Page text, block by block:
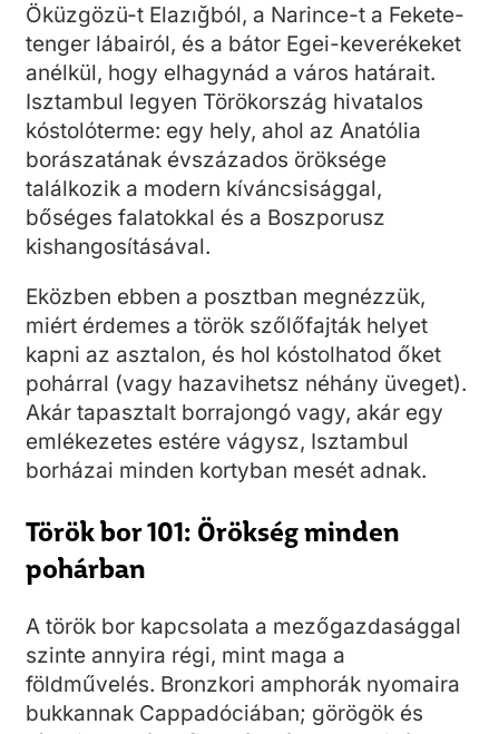
Öküzgözü-t Elazığból, a Narince-t a Fekete-
tenger lábairól, és a bátor Egei-keverékeket
anélkül, hogy elhagynád a város határait.
Isztambul legyen Törökország hivatalos
kóstolóterme: egy hely, ahol az Anatólia
borászatának évszázados öröksége
találkozik a modern kíváncsisággal,
bőséges falatokkal és a Boszporusz
kishangosításával.
Eközben ebben a posztban megnézzük,
miért érdemes a török szőlőfajták helyet
kapni az asztalon, és hol kóstolhatod őket
pohárral (vagy hazavihetsz néhány üveget).
Akár tapasztalt borrajongó vagy, akár egy
emlékezetes estére vágysz, Isztambul
borházai minden kortyban mesét adnak.
Török bor 101: Örökség minden
pohárban
A török bor kapcsolata a mezőgazdasággal
szinte annyira régi, mint maga a
földművelés. Bronzkori amphorák nyomaira
bukkannak Cappadóciában; görögök és